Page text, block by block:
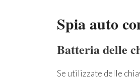
Spia auto
Batteria delle
Se utilizzate delle